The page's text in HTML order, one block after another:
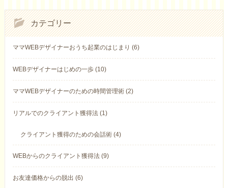
カテゴリー
ママWEBデザイナーおうち起業のはじまり (6)
WEBデザイナーはじめの一歩 (10)
ママWEBデザイナーのための時間管理術 (2)
リアルでのクライアント獲得法 (1)
クライアント獲得のための会話術 (4)
WEBからのクライアント獲得法 (9)
お友達価格からの脱出 (6)